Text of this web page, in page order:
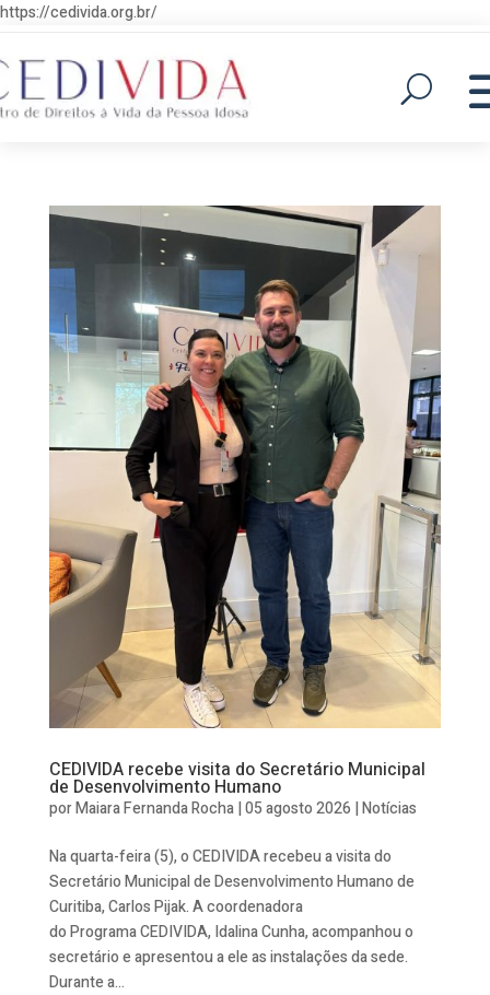
https://cedivida.org.br/
CEDIVIDA recebe visita do Secretário Municipal
de Desenvolvimento Humano
porMaiara Fernanda Rocha|05 agosto 2026 |Notícias
Na quarta-feira (5), o CEDIVIDA recebeu a visita do
Secretário Municipal de Desenvolvimento Humano de
Curitiba, Carlos Pijak. A coordenadora
do Programa CEDIVIDA, Idalina Cunha, acompanhou o
secretário e apresentou a ele as instalações da sede.
Durante a...